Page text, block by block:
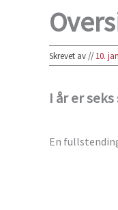
Skrevet av//10.
I år er
En